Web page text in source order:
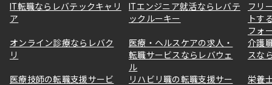
IT転職ならレバテックキャリ
ア
ITエンジニア就活ならレバテ
ックルーキー
フリ
トす
フォ
オンライン診療ならレバク
リ
医療・ヘルスケアの求人・
転職サービスならレバウェ
ル
介護
スな
医療技師の転職支援サービ
リハビリ職の転職支援サー
栄養